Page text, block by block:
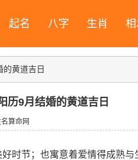
起名 八字 生肖 相
黄道吉日
历9月结婚的黄道吉日
算命网
时节；也寓意着爱情得成熟与